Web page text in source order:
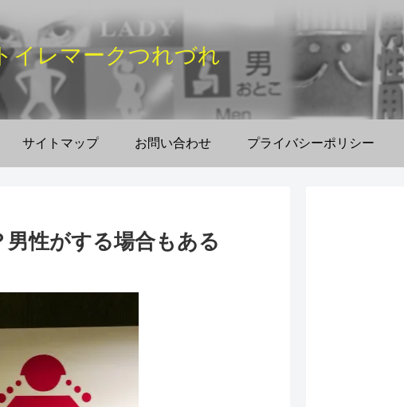
イレマークつれづれ
サイトマップ お問い合わせ プライバシーポリシー
性がする場合もある